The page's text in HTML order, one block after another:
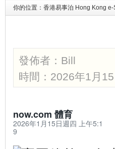
你的位置： 香港易事泊 Hong Kong
發佈者： Bill
時間：2026年1月
now.com 體育
2026年1月15日週四 上午5:1
9